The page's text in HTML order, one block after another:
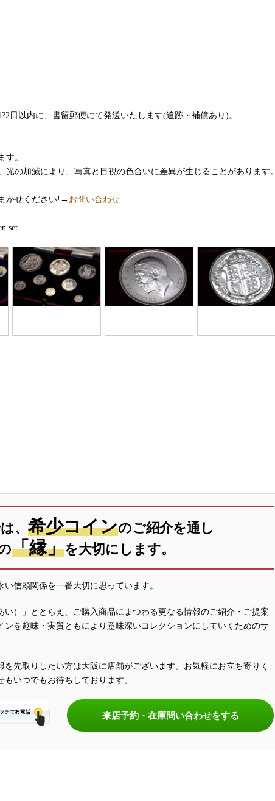
日以内に、書留郵便にて発送いたします(追跡・補償あり)。
す。
光の加減により、写真と目視の色合いに差異が生じることがあります。
かせください!→ お問い合わせ
set
、 希少コインのご紹介を通し
「縁」を大切にします。
信頼関係を一番大切に思っています。
）」ととらえ、ご購入商品にまつわる更なる情報のご紹介・ご提案
を趣味・実質ともにより意味深いコレクションにしていくためのサ
先取りしたい方は大阪に店舗がございます。お気軽にお立ち寄りく
いつでもお待ちしております。
来店予約・在庫問い合わせをする